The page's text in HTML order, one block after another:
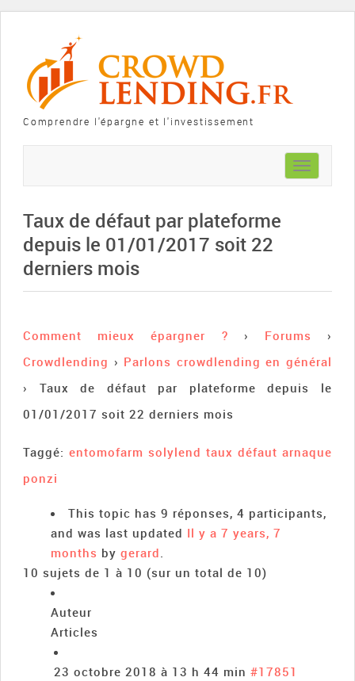
Comprendre l'épargne et l'investissement
Toggle
navigation
Taux de défaut par plateforme
depuis le 01/01/2017 soit 22
derniers mois
Comment mieux épargner ? › Forums
›
Crowdlending › Parlons crowdlending en général
›
Taux de défaut par plateforme depuis le
01/01/2017 soit 22 derniers mois
Taggé: entomofarm solylend taux défaut arnaque
ponzi
This topic has 9 réponses, 4 participants,
and was last updated Il y a 7 years, 7
months bygerard.
10 sujets de 1 à 10 (sur un total de 10)
Auteur
Articles
23 octobre 2018 à 13 h 44 min #17851